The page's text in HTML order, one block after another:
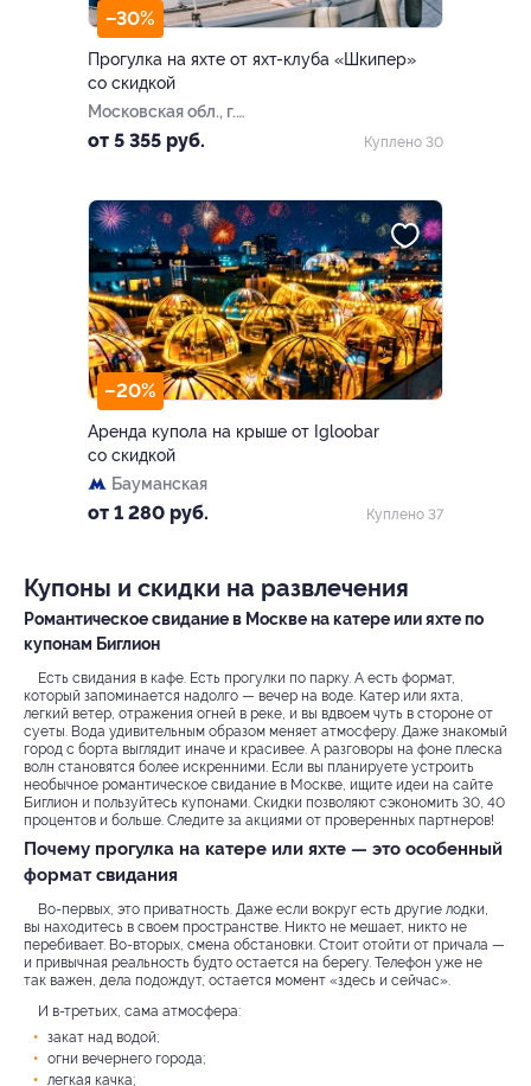
–30%
Прогулка на яхте от яхт-клуба «Шкипер»
со скидкой
Московская обл., г.
Долгопрудный, ул.
от 5 355 руб. Куплено 30
–20%
Аренда купола на крыше от Igloobar
со скидкой
Бауманская
от 1 280 руб. Куплено 37
Купоны и скидки на развлечения
Романтическое свидание в Москве на катере или яхте по
купонам Биглион
Есть свидания в кафе. Есть прогулки по парку. А есть формат,
который запоминается надолго — вечер на воде. Катер или яхта,
легкий ветер, отражения огней в реке, и вы вдвоем чуть в стороне от
суеты. Вода удивительным образом меняет атмосферу. Даже знакомый
город с борта выглядит иначе и красивее. А разговоры на фоне плеска
волн становятся более искренними. Если вы планируете устроить
необычное романтическое свидание в Москве, ищите идеи на сайте
Биглион и пользуйтесь купонами. Скидки позволяют сэкономить 30, 40
процентов и больше. Следите за акциями от проверенных партнеров!
Почему прогулка на катере или яхте — это особенный
формат свидания
Во-первых, это приватность. Даже если вокруг есть другие лодки,
вы находитесь в своем пространстве. Никто не мешает, никто не
перебивает. Во-вторых, смена обстановки. Стоит отойти от причала —
и привычная реальность будто остается на берегу. Телефон уже не
так важен, дела подождут, остается момент «здесь и сейчас».
И в-третьих, сама атмосфера:
закат над водой;
огни вечернего города;
легкая качка;